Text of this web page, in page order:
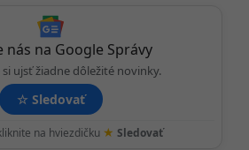
nás na Google Správy
ujsť žiadne dôležité novinky.
☆ Sledovať
na hviezdičku ★ Sledovať